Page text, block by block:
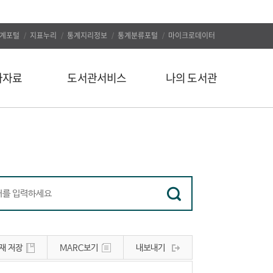
포털 지표누리 통계지리정보 통계분류포털 마이크로데이터
료 도서관서비스
인기도서
정보서비스
유관사이트
공지사항
나의 도서관
대출/예약조회
자료구입신청
나의 서재
나의 서평
저장 MARC보기 내보내기